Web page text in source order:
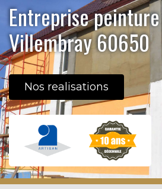
Entreprise
Villembray 60650
Nos realisations